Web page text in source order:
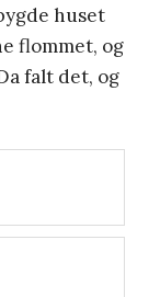
huset
flommet, og
falt det, og